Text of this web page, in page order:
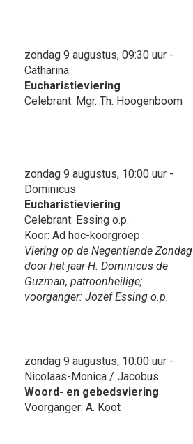
zondag 9 augustus, 09:30 uur -
Catharina
Eucharistieviering
Celebrant: Mgr. Th. Hoogenboom
zondag 9 augustus, 10:00 uur -
Dominicus
Eucharistieviering
Celebrant: Essing o.p.
Koor: Ad hoc-koorgroep
Viering op de Negentiende Zondag
door het jaar-H. Dominicus de
Guzman, patroonheilige;
voorganger: Jozef Essing o.p.
zondag 9 augustus, 10:00 uur -
Nicolaas-Monica / Jacobus
Woord- en gebedsviering
Voorganger: A. Koot